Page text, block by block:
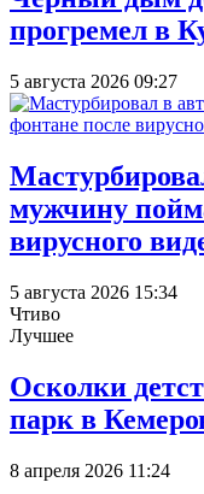
прогремел в
5 августа 2026 09:27
мужчину
вирусного
5 августа 2026 15:34
Чтиво
Лучшее
Осколки
парк в
8 апреля 2026 11:24